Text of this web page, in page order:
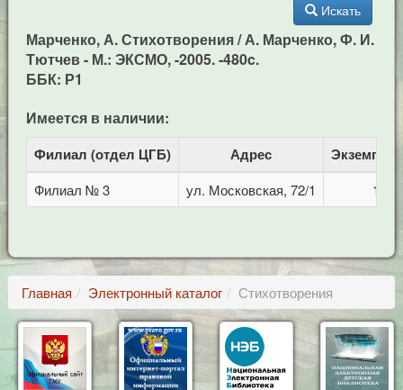
Искать
Марченко, А. Стихотворения / А. Марченко, Ф. И.
Тютчев - М.: ЭКСМО, -2005. -480c.
ББК: Р1
Имеется в наличии:
Филиал (отдел ЦГБ) Адрес
Филиал № 3 ул. Московская, 72/1 1
Главная Электронный каталог Стихотворения